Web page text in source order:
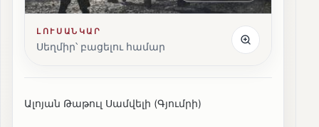
ԼՈՒՍԱՆԿԱՐ
Սեղմիր՝ բացելու համար
Ալոյան Թաթուլ Սամվելի (Գյումրի)